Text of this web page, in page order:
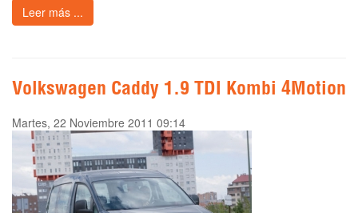
Leer más ...
Volkswagen Caddy 1.9 TDI Kombi 4Motion
Martes, 22 Noviembre 2011 09:14